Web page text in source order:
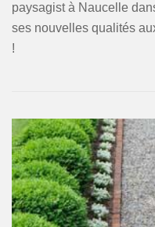
paysagist à Naucelle
ses nouvelles qualités
!